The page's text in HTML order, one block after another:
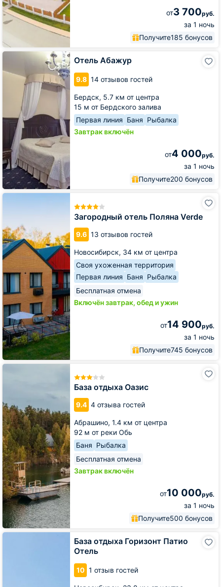
от3 700руб.
за 1 ночь
Получите185 бонусов
Отель Абажур
9.8 14 отзывов гостей
Бердск, 5.7 км от центра
15 м от Бердского залива
Первая линия Баня Рыбалка
Завтрак включён
от4 000руб.
за 1 ночь
Получите200 бонусов
Отель
Загородный отель Поляна Verde
9.6 13 отзывов гостей
Новосибирск, 34 км от центра
Своя ухоженная территория
Первая линия Баня Рыбалка
Бесплатная отмена
Включён завтрак, обед и ужин
от14 900руб.
за 1 ночь
Получите745 бонусов
Загородный
База отдыха Оазис
9.4 4 отзыва гостей
Абрашино, 1.4 км от центра
92 м от реки Обь
Баня Рыбалка
Бесплатная отмена
Завтрак включён
от10 000руб.
за 1 ночь
Получите500 бонусов
База
База отдыха Горизонт Патио
Отель
10 1 отзыв гостей
База